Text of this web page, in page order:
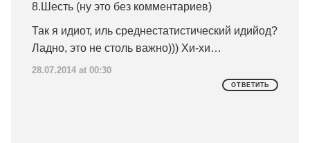
8.Шесть (ну это без комментариев)
Так я идиот, иль среднестатистический идийод?
Ладно, это не столь важно))) Хи-хи…
28.07.2014 at 00:30
ОТВЕТИТЬ